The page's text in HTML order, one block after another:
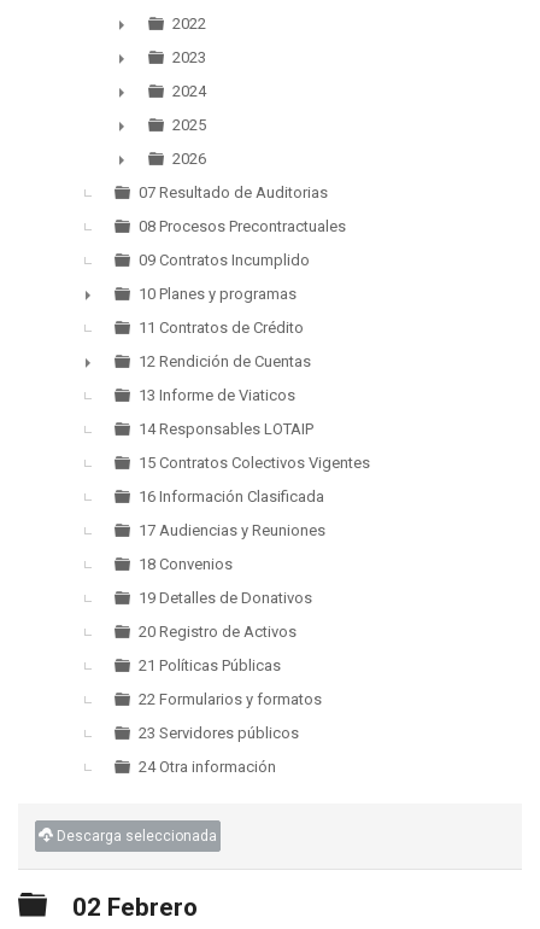
►
2022
►
2023
►
2024
►
2025
►
2026
07 Resultado de Auditorias
08 Procesos Precontractuales
09 Contratos Incumplido
►
10 Planes y programas
11 Contratos de Crédito
►
12 Rendición de Cuentas
13 Informe de Viaticos
14 Responsables LOTAIP
15 Contratos Colectivos Vigentes
16 Información Clasificada
17 Audiencias y Reuniones
18 Convenios
19 Detalles de Donativos
20 Registro de Activos
21 Políticas Públicas
22 Formularios y formatos
23 Servidores públicos
24 Otra información
Descarga seleccionada
Carpeta
02 Febrero